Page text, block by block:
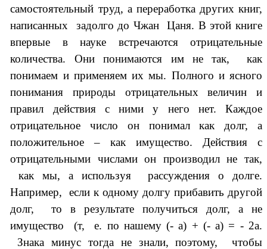
самостоятельный труд, а переработка других книг,
написанных задолго до Чжан Цаня. В этой книге
впервые в науке встречаются отрицательные
количества. Они понимаются им не так, как
понимаем и применяем их мы. Полного и ясного
понимания природы отрицательных величин и
правил действия с ними у него нет. Каждое
отрицательное число он понимал как долг, а
положительное – как имущество. Действия с
отрицательными числами он производил не так,
как мы, а используя рассуждения о долге.
Например, если к одному долгу прибавить другой
долг, то в результате получиться долг, а не
имущество (т, е. по нашему (- а) + (- а) = - 2а.
Знака минус тогда не знали, поэтому, чтобы